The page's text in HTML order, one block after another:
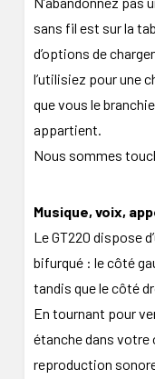
sans fil est sur la
d’options de
l’utilisiez pour une
que vous le
appartient.
Nous sommes
Musique, voix,
Le GT220 dispose
bifurqué : le côté
tandis que le côté
En tournant pour
étanche dans votre
reproduction